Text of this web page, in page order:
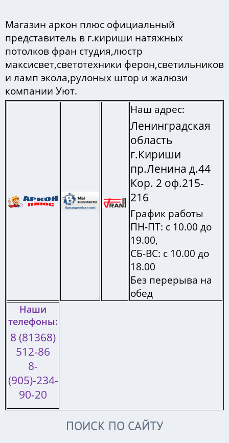
Магазин аркон плюс официальный
представитель в г.кириши натяжных
потолков фран студия,люстр
максисвет,светотехники ферон,светильников
и ламп экола,рулоных штор и жалюзи
компании Уют.
Наш адрес:
Ленинградская
область
г.Кириши
пр.Ленина д.44
Кор. 2 оф.215-
216
График работы
ПН-ПТ: с 10.00 до
19.00,
СБ-ВС: с 10.00 до
18.00
Без перерыва на
обед
Наши
телефоны:
8 (81368)
512-86
8-
(905)-234-
90-20
ПОИСК ПО САЙТУ